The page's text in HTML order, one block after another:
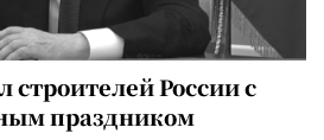
строителей России с
праздником